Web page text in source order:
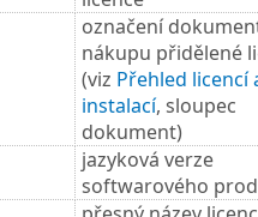
označení
nákupu přidělené
(viz Přehled licencí
instalací, sloupec
dokument)
jazyková verze
softwarového